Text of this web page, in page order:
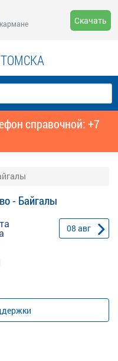
Скачать
справочной: +7
- Байгалы
08 авг